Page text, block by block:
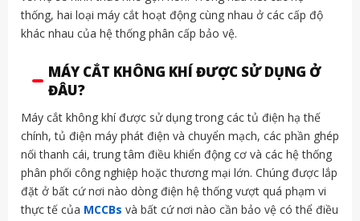
thống, hai loại máy cắt hoạt động cùng nhau ở các cấp độ
khác nhau của hệ thống phân cấp bảo vệ.
MÁY CẮT KHÔNG KHÍ ĐƯỢC SỬ DỤNG Ở
ĐÂU?
Máy cắt không khí được sử dụng trong các tủ điện hạ thế
chính, tủ điện máy phát điện và chuyển mạch, các phần ghép
nối thanh cái, trung tâm điều khiển động cơ và các hệ thống
phân phối công nghiệp hoặc thương mại lớn. Chúng được lắp
đặt ở bất cứ nơi nào dòng điện hệ thống vượt quá phạm vi
thực tế của MCCBs và bất cứ nơi nào cần bảo vệ có thể điều